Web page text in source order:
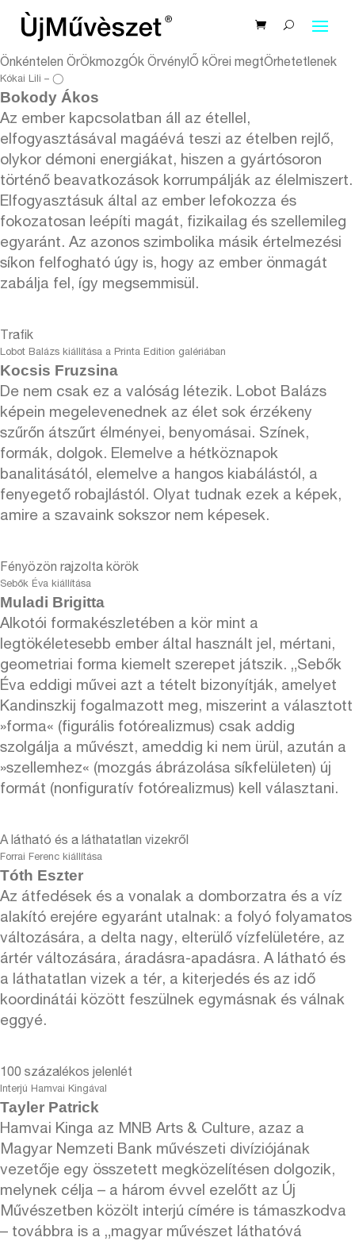
Önkéntelen ÖrÖkmozgÓk ÖrvénylŐ kÖrei megtÖrhetetlenek
Kókai Lili – ◯
Bokody Ákos
Az ember kapcsolatban áll az étellel,
elfogyasztásával magáévá teszi az ételben rejlő,
olykor démoni energiákat, hiszen a gyártósoron
történő beavatkozások korrumpálják az élelmiszert.
Elfogyasztásuk által az ember lefokozza és
fokozatosan leépíti magát, fizikailag és szellemileg
egyaránt. Az azonos szimbolika másik értelmezési
síkon felfogható úgy is, hogy az ember önmagát
zabálja fel, így megsemmisül.
Trafik
Lobot Balázs kiállítása a Printa Edition galériában
Kocsis Fruzsina
De nem csak ez a valóság létezik. Lobot Balázs
képein megelevenednek az élet sok érzékeny
szűrőn átszűrt élményei, benyomásai. Színek,
formák, dolgok. Elemelve a hétköznapok
banalitásától, elemelve a hangos kiabálástól, a
fenyegető robajlástól. Olyat tudnak ezek a képek,
amire a szavaink sokszor nem képesek.
Fényözön rajzolta körök
Sebők Éva kiállítása
Muladi Brigitta
Alkotói formakészletében a kör mint a
legtökéletesebb ember által használt jel, mértani,
geometriai forma kiemelt szerepet játszik. „Sebők
Éva eddigi művei azt a tételt bizonyítják, amelyet
Kandinszkij fogalmazott meg, miszerint a választott
»forma« (figurális fotórealizmus) csak addig
szolgálja a művészt, ameddig ki nem ürül, azután a
»szellemhez« (mozgás ábrázolása síkfelületen) új
formát (nonfiguratív fotórealizmus) kell választani.
A látható és a láthatatlan vizekről
Forrai Ferenc kiállítása
Tóth Eszter
Az átfedések és a vonalak a domborzatra és a víz
alakító erejére egyaránt utalnak: a folyó folyamatos
változására, a delta nagy, elterülő vízfelületére, az
ártér változására, áradásra-apadásra. A látható és
a láthatatlan vizek a tér, a kiterjedés és az idő
koordinátái között feszülnek egymásnak és válnak
eggyé.
100 százalékos jelenlét
Interjú Hamvai Kingával
Tayler Patrick
Hamvai Kinga az MNB Arts & Culture, azaz a
Magyar Nemzeti Bank művészeti divíziójának
vezetője egy összetett megközelítésen dolgozik,
melynek célja – a három évvel ezelőtt az Új
Művészetben közölt interjú címére is támaszkodva
– továbbra is a „magyar művészet láthatóvá